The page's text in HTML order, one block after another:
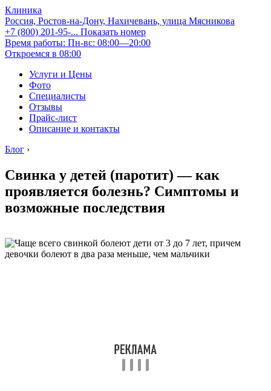
Клиника
Россия, Ростов-на-Дону, Нахичевань, улица Мясникова
+7 (800) 201-95-... Показать номер
Время работы: Пн-вс: 08:00—20:00
Откроемся в 08:00
Услуги и Цены
Фото
Специалисты
Отзывы
Прайс-лист
Описание и контакты
Блог ›
Свинка у детей (паротит) — как
проявляется болезнь? Симптомы и
возможные последствия